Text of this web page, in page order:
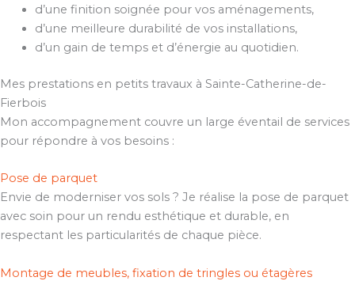
d’une finition soignée pour vos aménagements,
d’une meilleure durabilité de vos installations,
d’un gain de temps et d’énergie au quotidien.
Mes prestations en petits travaux à Sainte-Catherine-de-
Fierbois
Mon accompagnement couvre un large éventail de services
pour répondre à vos besoins :
Pose de parquet
Envie de moderniser vos sols ? Je réalise la pose de parquet
avec soin pour un rendu esthétique et durable, en
respectant les particularités de chaque pièce.
Montage de meubles, fixation de tringles ou étagères